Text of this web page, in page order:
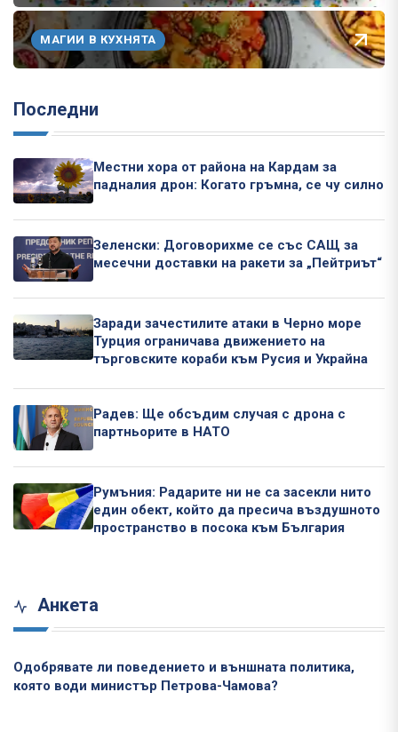
МАГИИ В КУХНЯТА
Последни
Местни хора от района на Кардам за
падналия дрон: Когато гръмна, се чу силно
Зеленски: Договорихме се със САЩ за
месечни доставки на ракети за „Пейтриът“
Заради зачестилите атаки в Черно море
Турция ограничава движението на
търговските кораби към Русия и Украйна
Радев: Ще обсъдим случая с дрона с
партньорите в НАТО
Румъния: Радарите ни не са засекли нито
един обект, който да пресича въздушното
пространство в посока към България
Анкета
Одобрявате ли поведението и външната политика,
която води министър Петрова-Чамова?